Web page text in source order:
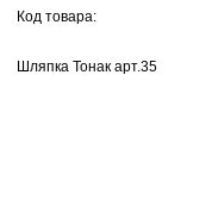
Код товара:
Шляпка Тонак арт.35